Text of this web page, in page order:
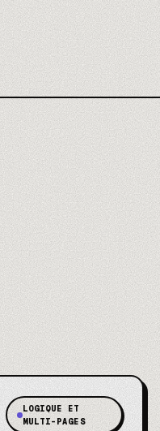
LOGIQUE ET
MULTI-PAGES